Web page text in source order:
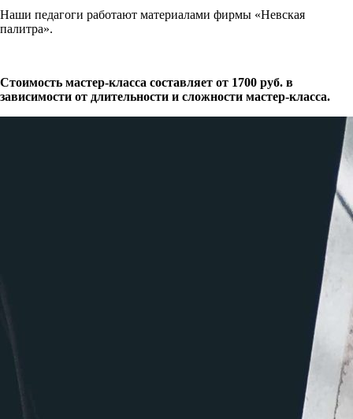
Наши педагоги работают материалами фирмы «Невская
палитра».
Стоимость мастер-класса составляет от 1700 руб. в
зависимости от длительности и сложности мастер-класса.